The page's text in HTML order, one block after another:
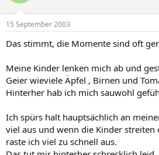
15 September 2003
Das stimmt, die Momente sind oft
Meine Kinder lenken mich ab und
Geier wieviele Äpfel , Birnen und
Hinterher hab ich mich sauwohl
Ich spürs halt hauptsächlich an
viel aus und wenn die Kinder streiten
raste ich viel zu schnell aus.